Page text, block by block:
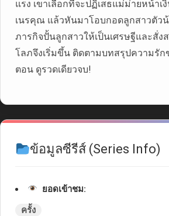
แรง เขาเลือกที่จะปฏิเสธแม่ม่ายหน้าเ
เนรคุณ แล้วหันมาโอบกอดลูกสาวตัวน้
ภารกิจปั้นลูกสาวให้เป็นเศรษฐีและสั่ง
โลภจึงเริ่มขึ้น ติดตามบทสรุปความรัก
ตอน ดูรวดเดียวจบ!
ข้อมูลซีรีส์ (Series Info)
ยอดเข้าชม:
ครั้ง